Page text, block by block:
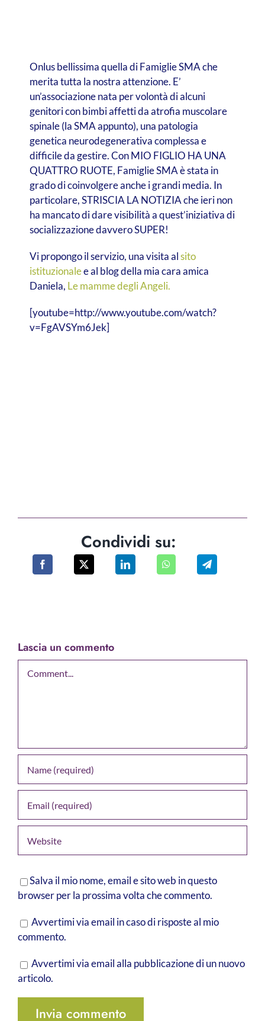
Onlus bellissima quella di Famiglie SMA che
merita tutta la nostra attenzione. E’
un’associazione nata per volontà di alcuni
genitori con bimbi affetti da atrofia muscolare
spinale (la SMA appunto), una patologia
genetica neurodegenerativa complessa e
difficile da gestire. Con MIO FIGLIO HA UNA
QUATTRO RUOTE, Famiglie SMA è stata in
grado di coinvolgere anche i grandi media. In
particolare, STRISCIA LA NOTIZIA che ieri non
ha mancato di dare visibilità a quest’iniziativa di
socializzazione davvero SUPER!
Vi propongo il servizio, una visita alsito
istituzionalee al blog della mia cara amica
Daniela, Le mamme degli Angeli.
[youtube=http://www.youtube.com/watch?
v=FgAVSYm6Jek]
Condividi su:
Lascia un commento
Salva il mio nome, email e sito web in questo
browser per la prossima volta che commento.
Avvertimi via email in caso di risposte al mio
commento.
Avvertimi via email alla pubblicazione di un nuovo
articolo.